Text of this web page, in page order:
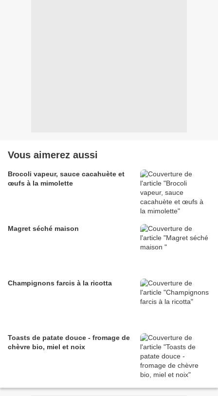
Vous aimerez aussi
Brocoli vapeur, sauce cacahuète et
œufs à la mimolette
Magret séché maison
Champignons farcis à la ricotta
Toasts de patate douce - fromage de
chèvre bio, miel et noix